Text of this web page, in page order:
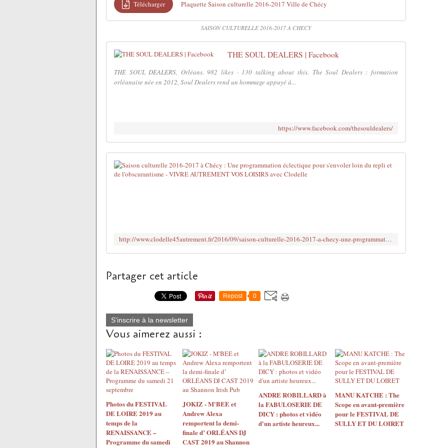
Télécharger Plaquette Saison culturelle 2016-2017 Ville de Chécy
SAISON CULTURELLE 2016-2017 A CHECY
THE SOUL DEALERS | Facebook
THE SOUL DEALERS, Orléans. 982 likes · 130 talking about this. The Soul Dealers : formation
orléanaise née en 2012, Soul Dealers rend un hommage appuyé à...
https://www.facebook.com/thesouldealers/
t
http://www.clodelle45autrement.fr/2016/09/saison-culturelle-2016-2017-a-checy-une-programmation-eclectique-pour-s-envoler-loin-du-repli-et-de-l-obscurantisme.html
Partager cet article
Repost 0
S'inscrire à la newsletter
Vous aimerez aussi :
Photos du FESTIVAL
DE LOIRE 2019 au
temps de la
RENAISSANCE –
Programme du samedi
JOKIZ - M'BEE et
Andrew Alexa
remportent la demi-
finale d’ ORLÉANS DJ
CAST 2019 au Shannon
ANDRE ROBILLARD à
la FABULOSERIE DE
DICY : photos et vidéo
d'un artiste heureux...
MANU KATCHE : The
Scope en avant-première
pour le FESTIVAL DE
SULLY ET DU LOIRET